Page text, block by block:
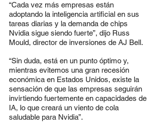
“Cada vez más empresas están
adoptando la inteligencia artificial en sus
tareas diarias y la demanda de chips
Nvidia sigue siendo fuerte”, dijo Russ
Mould, director de inversiones de AJ Bell.
“Sin duda, está en un punto óptimo y,
mientras evitemos una gran recesión
económica en Estados Unidos, existe la
sensación de que las empresas seguirán
invirtiendo fuertemente en capacidades de
IA, lo que creará un viento de cola
saludable para Nvidia”.